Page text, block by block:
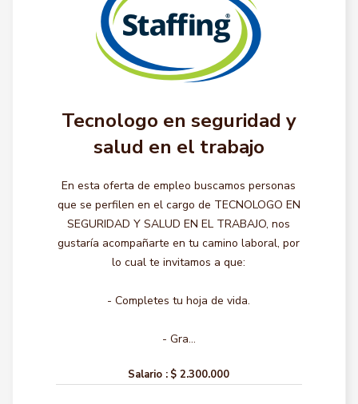
Tecnologo en seguridad y
salud en el trabajo
En esta oferta de empleo buscamos personas
que se perfilen en el cargo de TECNOLOGO EN
SEGURIDAD Y SALUD EN EL TRABAJO, nos
gustaría acompañarte en tu camino laboral, por
lo cual te invitamos a que:
- Completes tu hoja de vida.
- Gra...
Salario : $ 2.300.000